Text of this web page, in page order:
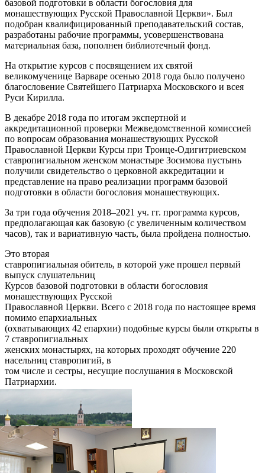
базовой подготовки в области богословия для
монашествующих Русской Православной Церкви». Был
подобран квалифицированный преподавательский состав,
разработаны рабочие программы, усовершенствована
материальная база, пополнен библиотечный фонд.
На открытие курсов с посвящением их святой
великомученице Варваре осенью 2018 года было получено
благословение Святейшего Патриарха Московского и всея
Руси Кирилла.
В декабре 2018 года по итогам экспертной и
аккредитационной проверки Межведомственной комиссией
по вопросам образования монашествующих Русской
Православной Церкви Курсы при Троице-Одигитриевском
ставропигиальном женском монастыре Зосимова пустынь
получили свидетельство о церковной аккредитации и
представление на право реализации программ базовой
подготовки в области богословия монашествующих.
За три года обучения 2018–2021 уч. гг. программа курсов,
предполагающая как базовую (с увеличенным количеством
часов), так и вариативную часть, была пройдена полностью.
Это вторая
ставропигиальная обитель, в которой уже прошел первый
выпуск слушательниц
Курсов базовой подготовки в области богословия
монашествующих Русской
Православной Церкви. Всего с 2018 года по настоящее время
помимо епархиальных
(охватывающих 42 епархии) подобные курсы были открыты в
7 ставропигиальных
женских монастырях, на которых проходят обучение 220
насельниц ставропигий, в
том числе и сестры, несущие послушания в Московской
Патриархии.
Распечатать
Фото